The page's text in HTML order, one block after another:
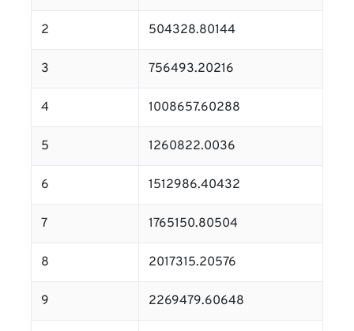
2 504328.80144
3 756493.20216
4 1008657.60288
5 1260822.0036
6 1512986.40432
7 1765150.80504
8 2017315.20576
9 2269479.60648